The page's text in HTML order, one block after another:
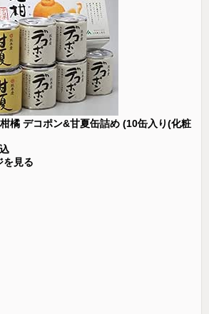
橘 デコポン&甘夏缶詰め (10缶入り(化粧
を見る